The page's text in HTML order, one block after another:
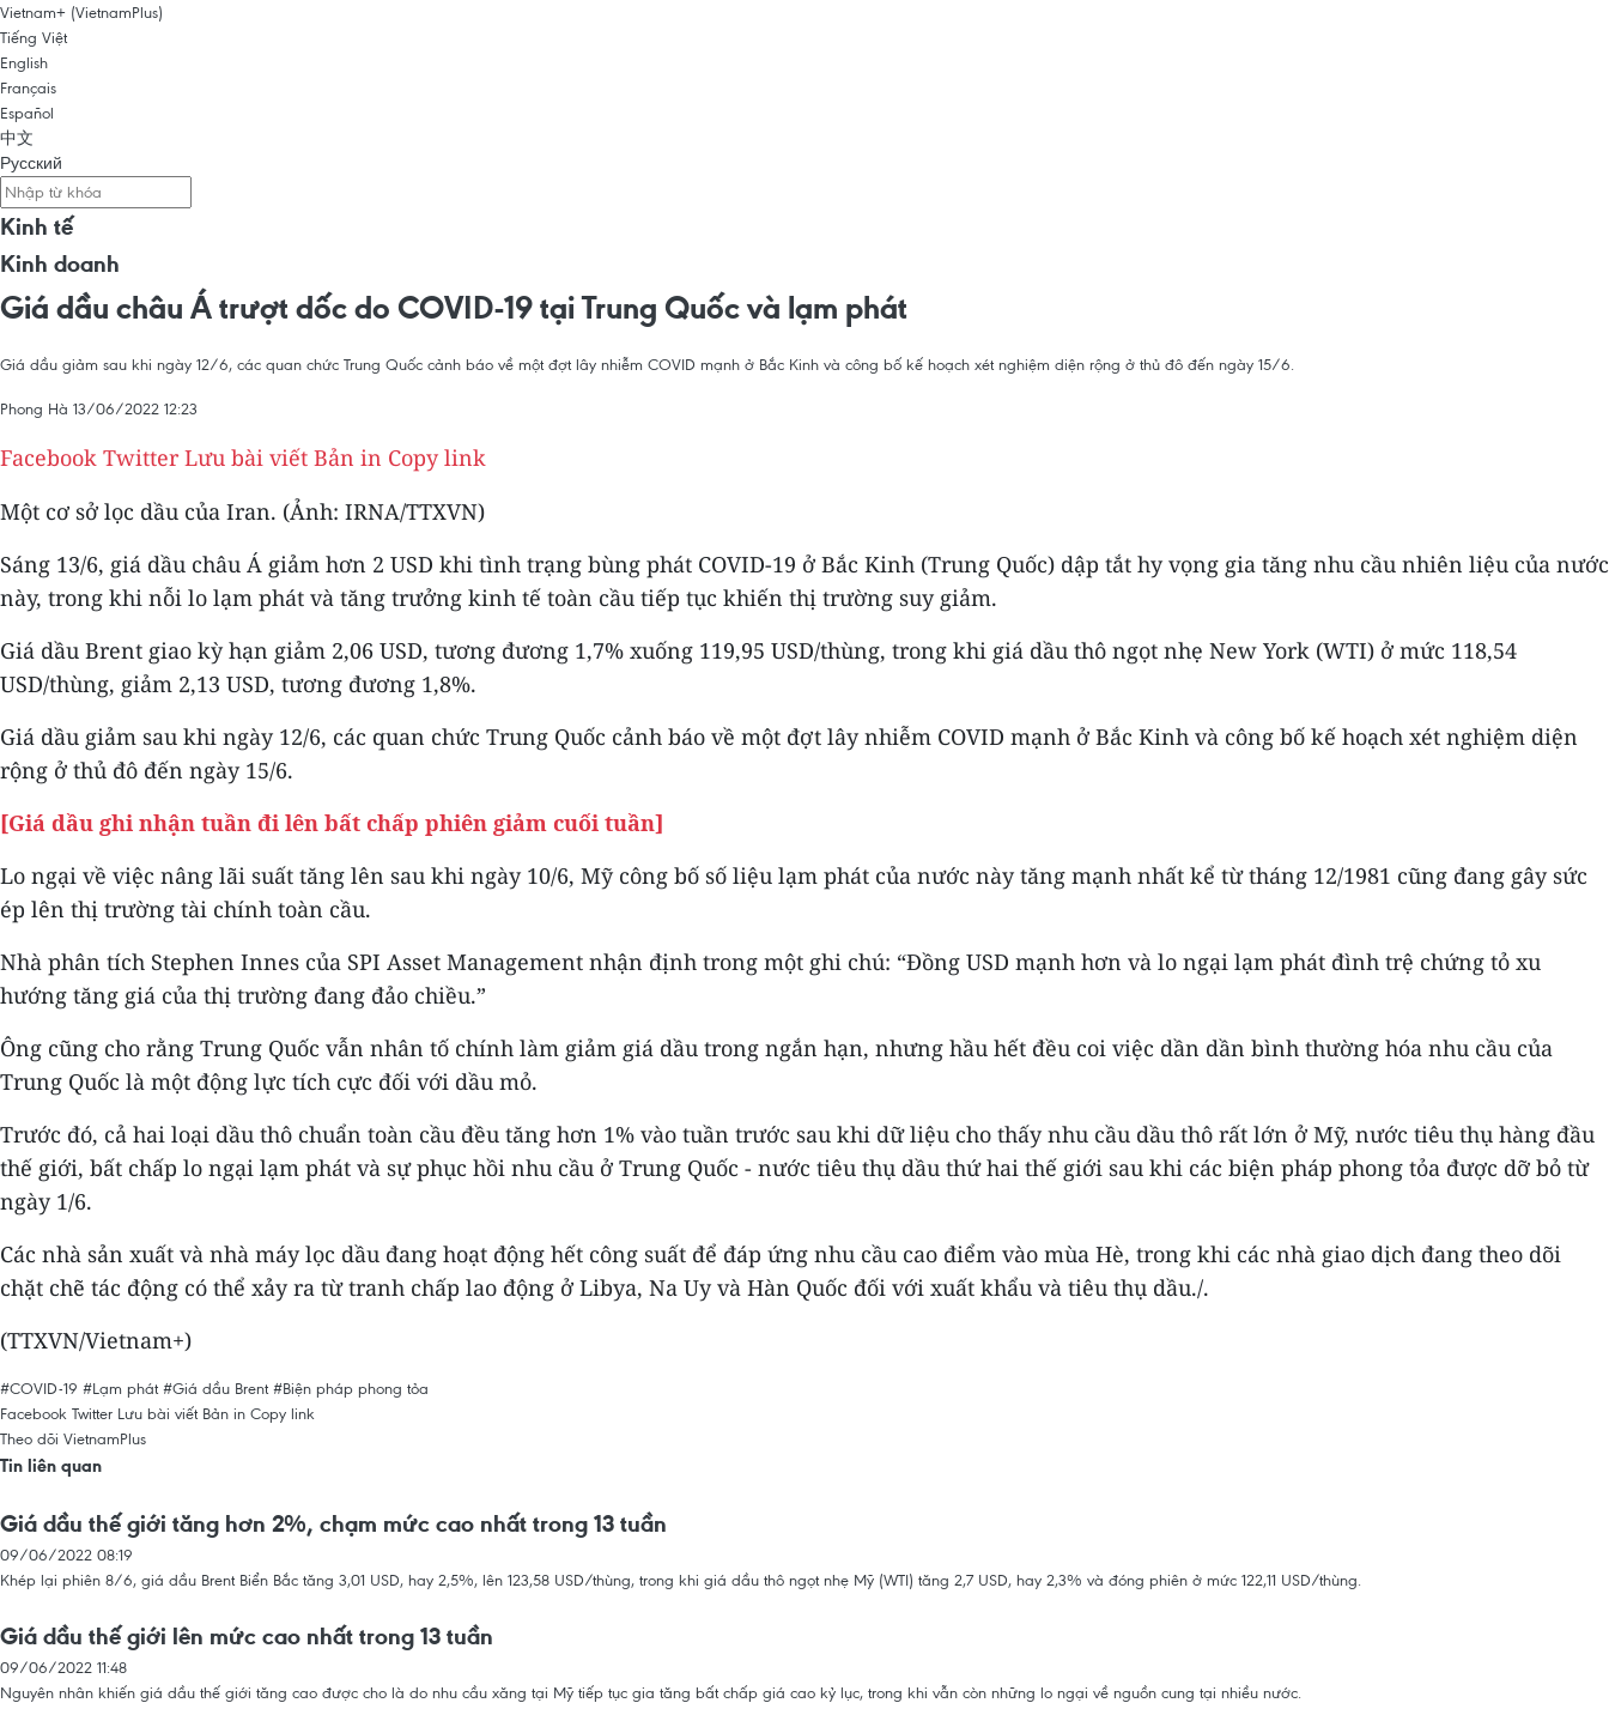
Vietnam+ (VietnamPlus)
Tiếng Việt
English
Français
Español
中文
Русский
Kinh tế
Kinh doanh
Giá dầu châu Á trượt dốc do COVID-19 tại Trung Quốc và lạm phát
Giá dầu giảm sau khi ngày 12/6, các quan chức Trung Quốc cảnh báo về một đợt lây nhiễm COVID mạnh ở Bắc Kinh và công bố kế hoạch xét nghiệm diện rộng ở thủ đô đến ngày 15/6.
Phong Hà 13/06/2022 12:23
Facebook Twitter Lưu bài viết Bản in Copy link
Một cơ sở lọc dầu của Iran. (Ảnh: IRNA/TTXVN)
Sáng 13/6, giá dầu châu Á giảm hơn 2 USD khi tình trạng bùng phát COVID-19 ở Bắc Kinh (Trung Quốc) dập tắt hy vọng gia tăng nhu cầu nhiên liệu của nước
này, trong khi nỗi lo lạm phát và tăng trưởng kinh tế toàn cầu tiếp tục khiến thị trường suy giảm.
Giá dầu Brent giao kỳ hạn giảm 2,06 USD, tương đương 1,7% xuống 119,95 USD/thùng, trong khi giá dầu thô ngọt nhẹ New York (WTI) ở mức 118,54
USD/thùng, giảm 2,13 USD, tương đương 1,8%.
Giá dầu giảm sau khi ngày 12/6, các quan chức Trung Quốc cảnh báo về một đợt lây nhiễm COVID mạnh ở Bắc Kinh và công bố kế hoạch xét nghiệm diện
rộng ở thủ đô đến ngày 15/6.
[Giá dầu ghi nhận tuần đi lên bất chấp phiên giảm cuối tuần]
Lo ngại về việc nâng lãi suất tăng lên sau khi ngày 10/6, Mỹ công bố số liệu lạm phát của nước này tăng mạnh nhất kể từ tháng 12/1981 cũng đang gây sức
ép lên thị trường tài chính toàn cầu.
Nhà phân tích Stephen Innes của SPI Asset Management nhận định trong một ghi chú: “Đồng USD mạnh hơn và lo ngại lạm phát đình trệ chứng tỏ xu
hướng tăng giá của thị trường đang đảo chiều.”
Ông cũng cho rằng Trung Quốc vẫn nhân tố chính làm giảm giá dầu trong ngắn hạn, nhưng hầu hết đều coi việc dần dần bình thường hóa nhu cầu của
Trung Quốc là một động lực tích cực đối với dầu mỏ.
Trước đó, cả hai loại dầu thô chuẩn toàn cầu đều tăng hơn 1% vào tuần trước sau khi dữ liệu cho thấy nhu cầu dầu thô rất lớn ở Mỹ, nước tiêu thụ hàng đầu
thế giới, bất chấp lo ngại lạm phát và sự phục hồi nhu cầu ở Trung Quốc - nước tiêu thụ dầu thứ hai thế giới sau khi các biện pháp phong tỏa được dỡ bỏ từ
ngày 1/6.
Các nhà sản xuất và nhà máy lọc dầu đang hoạt động hết công suất để đáp ứng nhu cầu cao điểm vào mùa Hè, trong khi các nhà giao dịch đang theo dõi
chặt chẽ tác động có thể xảy ra từ tranh chấp lao động ở Libya, Na Uy và Hàn Quốc đối với xuất khẩu và tiêu thụ dầu./.
(TTXVN/Vietnam+)
#COVID-19 #Lạm phát #Giá dầu Brent #Biện pháp phong tỏa
Facebook Twitter Lưu bài viết Bản in Copy link
Theo dõi VietnamPlus
Tin liên quan
Giá dầu thế giới tăng hơn 2%, chạm mức cao nhất trong 13 tuần
09/06/2022 08:19
Khép lại phiên 8/6, giá dầu Brent Biển Bắc tăng 3,01 USD, hay 2,5%, lên 123,58 USD/thùng, trong khi giá dầu thô ngọt nhẹ Mỹ (WTI) tăng 2,7 USD, hay 2,3% và đóng phiên ở mức 122,11 USD/thùng.
Giá dầu thế giới lên mức cao nhất trong 13 tuần
09/06/2022 11:48
Nguyên nhân khiến giá dầu thế giới tăng cao được cho là do nhu cầu xăng tại Mỹ tiếp tục gia tăng bất chấp giá cao kỷ lục, trong khi vẫn còn những lo ngại về nguồn cung tại nhiều nước.